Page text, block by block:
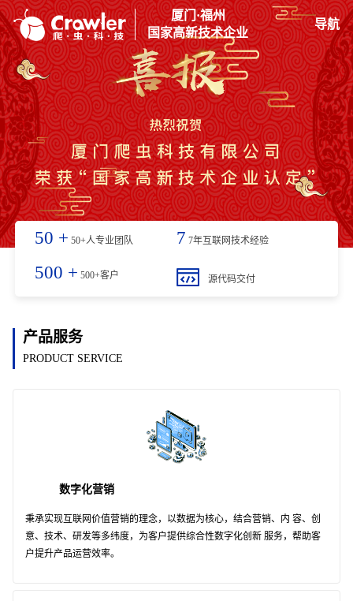
厦门·福州
国家高新技术企业
导航
50 + 50+人专业团队 7 7年互联网技术经验
500 + 500+客户 源代码交付
产品服务
PRODUCT SERVICE
数字化营销
秉承实现互联网价值营销的理念，以数据为核心，结合营销、内 容、创
意、技术、研发等多纬度，为客户提供综合性数字化创新 服务，帮助客
户提升产品运营效率。